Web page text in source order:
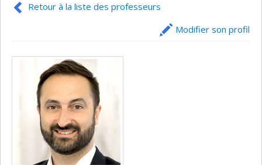
Retour à la liste des professeurs
Modifier son profil